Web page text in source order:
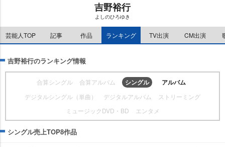
t
e
吉野裕行
よしのひろゆき
芸能人TOP 記事 作品 ランキング TV出演 CM出演
吉野裕行のランキング情報
合算シングル 合算アルバム シングル アルバム
デジタルシングル（単曲） デジタルアルバム
ストリーミング
ミュージックDVD・BD
エンタメ
シングル売上TOP8作品